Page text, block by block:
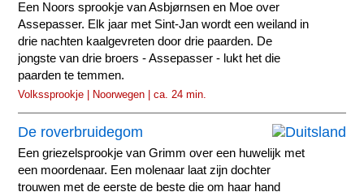
Een Noors sprookje van Asbjørnsen en Moe over
Assepasser. Elk jaar met Sint-Jan wordt een weiland in
drie nachten kaalgevreten door drie paarden. De
jongste van drie broers - Assepasser - lukt het die
paarden te temmen.
Volkssprookje | Noorwegen | ca. 24 min.
De roverbruidegom
Een griezelsprookje van Grimm over een huwelijk met
een moordenaar. Een molenaar laat zijn dochter
trouwen met de eerste de beste die om haar hand